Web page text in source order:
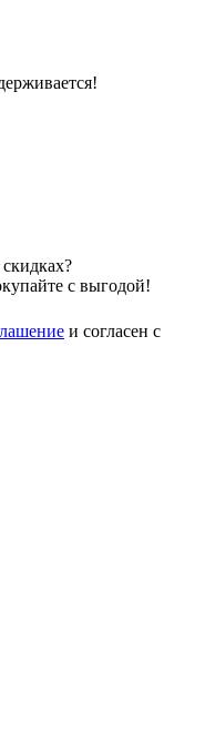
с выгодой!
и согласен с